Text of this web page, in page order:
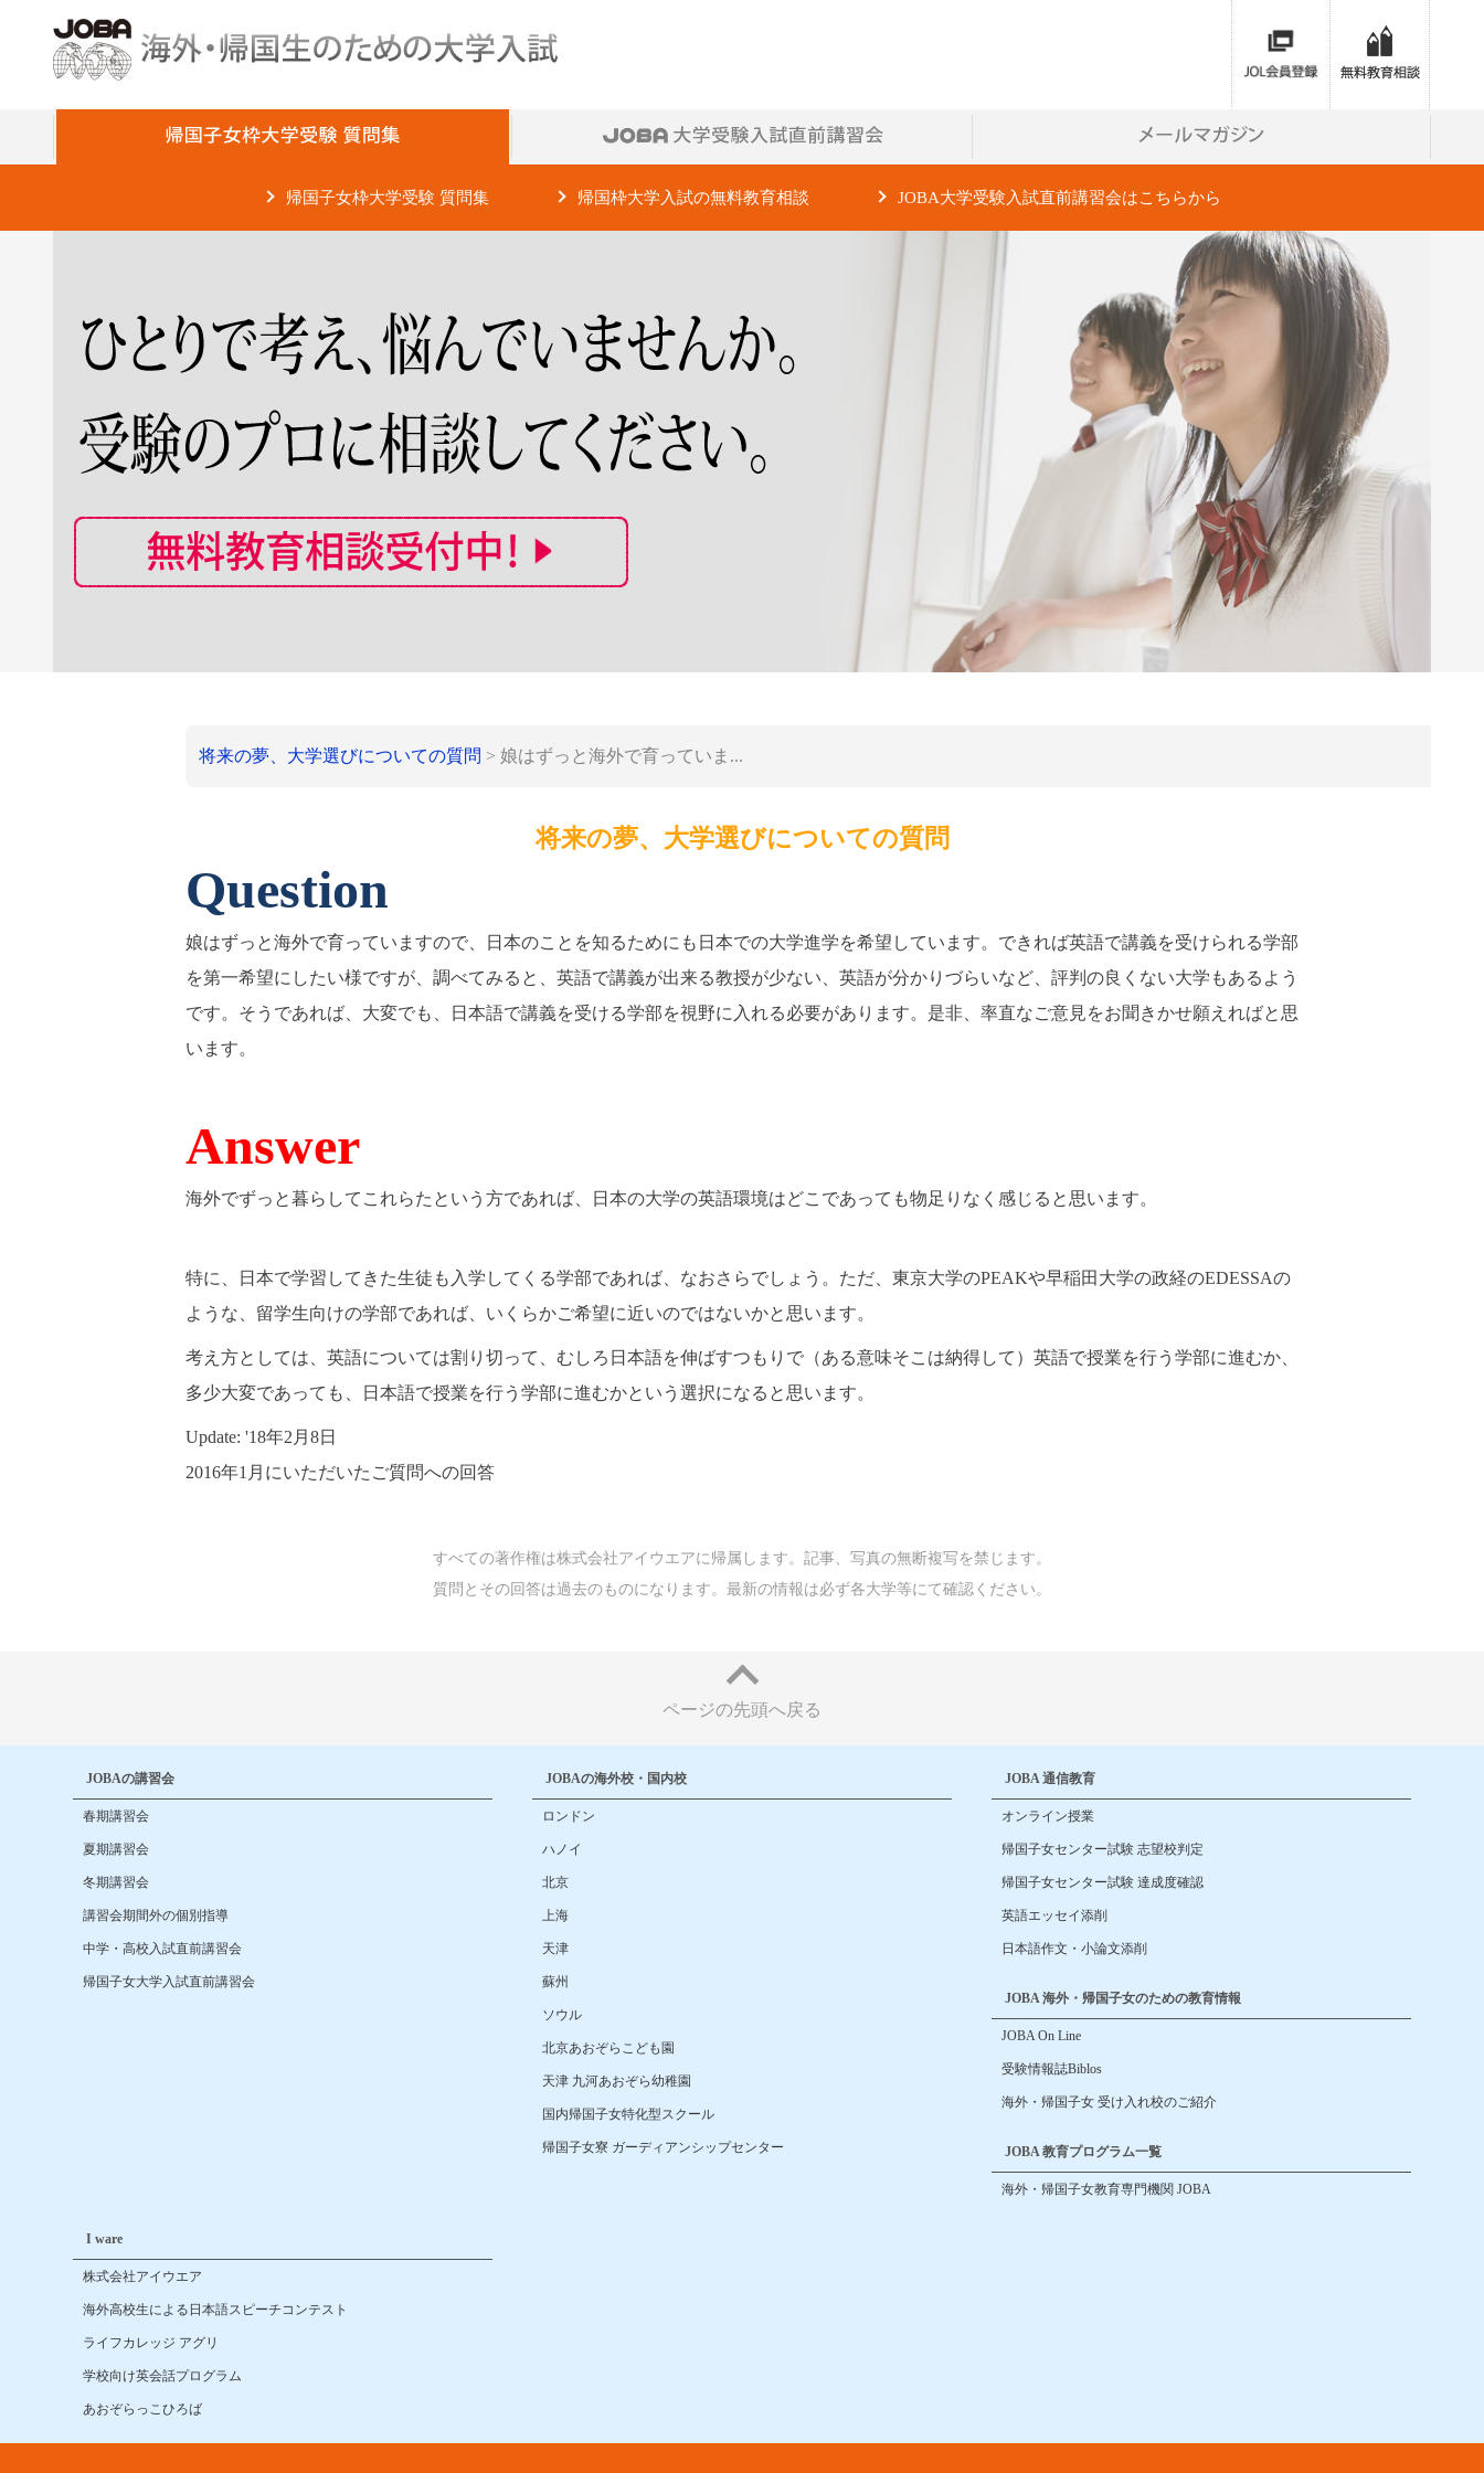
帰国子女枠大学受験 質問集 帰国枠大学入試の無料教育相談 JOBA大学受験入試直前講習会はこちらから
将来の夢、大学選びについての質問 > 娘はずっと海外で育っていま...
将来の夢、大学選びについての質問
Question
娘はずっと海外で育っていますので、日本のことを知るためにも日本での大学進学を希望しています。できれば英語で講義を受けられる学部
を第一希望にしたい様ですが、調べてみると、英語で講義が出来る教授が少ない、英語が分かりづらいなど、評判の良くない大学もあるよう
です。そうであれば、大変でも、日本語で講義を受ける学部を視野に入れる必要があります。是非、率直なご意見をお聞きかせ願えればと思
います。
Answer
海外でずっと暮らしてこれらたという方であれば、日本の大学の英語環境はどこであっても物足りなく感じると思います。
特に、日本で学習してきた生徒も入学してくる学部であれば、なおさらでしょう。ただ、東京大学のPEAKや早稲田大学の政経のEDESSAの
ような、留学生向けの学部であれば、いくらかご希望に近いのではないかと思います。
考え方としては、英語については割り切って、むしろ日本語を伸ばすつもりで（ある意味そこは納得して）英語で授業を行う学部に進むか、
多少大変であっても、日本語で授業を行う学部に進むかという選択になると思います。
Update: '18年2月8日
2016年1月にいただいたご質問への回答
すべての著作権は株式会社アイウエアに帰属します。記事、写真の無断複写を禁じます。
質問とその回答は過去のものになります。最新の情報は必ず各大学等にて確認ください。
JOBA大学受験入試直前講習会
ページの先頭へ戻る
JOBAの講習会
春期講習会
夏期講習会
冬期講習会
講習会期間外の個別指導
中学・高校入試直前講習会
帰国子女大学入試直前講習会
JOBAの海外校・国内校
ロンドン
ハノイ
北京
上海
天津
蘇州
ソウル
北京あおぞらこども園
天津 九河あおぞら幼稚園
国内帰国子女特化型スクール
帰国子女寮 ガーディアンシップセンター
JOBA 通信教育
オンライン授業
帰国子女センター試験 志望校判定
帰国子女センター試験 達成度確認
英語エッセイ添削
日本語作文・小論文添削
JOBA 海外・帰国子女のための教育情報
JOBA On Line
受験情報誌Biblos
海外・帰国子女 受け入れ校のご紹介
JOBA 教育プログラム一覧
海外・帰国子女教育専門機関 JOBA
I ware
株式会社アイウエア
海外高校生による日本語スピーチコンテスト
ライフカレッジ アグリ
学校向け英会話プログラム
あおぞらっこひろば